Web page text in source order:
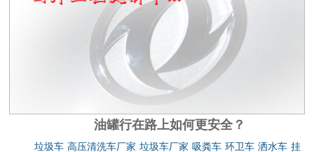
油罐行在路上如何更安全？
垃圾车 高压清洗车厂家 垃圾车厂家 吸粪车 环卫车 洒水车 挂